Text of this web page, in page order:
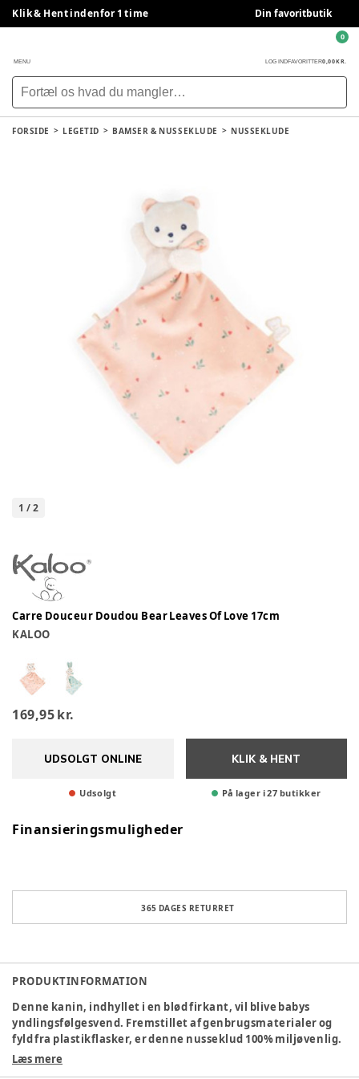
Klik & Hent indenfor 1 time Din favoritbutik
MENU LOG INDFAVORITTER0,00 KR.
0
FORSIDE LEGETID BAMSER & NUSSEKLUDE NUSSEKLUDE
1 /2
Carre Douceur Doudou Bear Leaves Of Love 17cm
KALOO
169,95 kr.
UDSOLGT ONLINE
Udsolgt
KLIK & HENT
På lager i 27 butikker
Finansieringsmuligheder
365 DAGES RETURRET
PRODUKTINFORMATION
Denne kanin, indhyllet i en blød firkant, vil blive babys
yndlingsfølgesvend. Fremstillet af genbrugsmaterialer og
fyld fra plastikflasker, er denne nusseklud 100% miljøvenlig.
Med sin lille fluffy mikrofiberfløjlskrop er kaninen nem at
Læs mere